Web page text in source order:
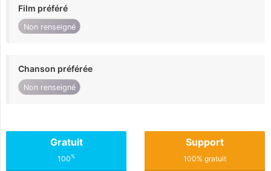
Film préféré
Non renseigné
Chanson préférée
Non renseigné
Gratuit
100%
Support
100% gratuit